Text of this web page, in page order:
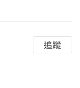
追蹤